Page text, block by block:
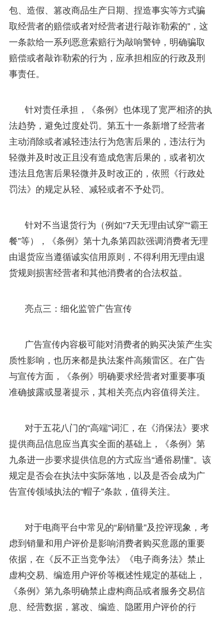
包、造假、篡改商品生产日期、捏造事实等方式骗
取经营者的赔偿或者对经营者进行敲诈勒索的”，这
一条款给一系列恶意索赔行为敲响警钟，明确骗取
赔偿或者敲诈勒索的行为，应承担相应的行政及刑
事责任。
针对责任承担，《条例》也体现了宽严相济的执
法趋势，避免过度处罚。第五十一条新增了经营者
主动消除或者减轻违法行为危害后果的，违法行为
轻微并及时改正且没有造成危害后果的，或者初次
违法且危害后果轻微并及时改正的，依照《行政处
罚法》的规定从轻、减轻或者不予处罚。
针对不当退货行为（例如“7天无理由试穿”“霸王
餐”等），《条例》第十九条第四款强调消费者无理
由退货应当遵循诚实信用原则，不得利用无理由退
货规则损害经营者和其他消费者的合法权益。
亮点三：细化监管广告宣传
广告宣传内容极可能对消费者的购买决策产生实
质性影响，也历来都是执法案件高频雷区。在广告
与宣传方面，《条例》明确要求经营者对重要事项
准确披露或显著提示，其相关亮点内容值得关注。
对于五花八门的“高端”词汇，在《消保法》要求
提供商品信息应当真实全面的基础上，《条例》第
九条进一步要求提供信息的方式应当“通俗易懂”。该
规定是否会在执法中实际落地，以及是否会成为广
告宣传领域执法的“帽子”条款，值得关注。
对于电商平台中常见的“刷销量”及控评现象，考
虑到销量和用户评价是影响消费者购买意愿的重要
依据，在《反不正当竞争法》《电子商务法》禁止
虚构交易、编造用户评价等概述性规定的基础上，
《条例》第九条明确禁止虚构商品或者服务交易信
息、经营数据，篡改、编造、隐匿用户评价的行